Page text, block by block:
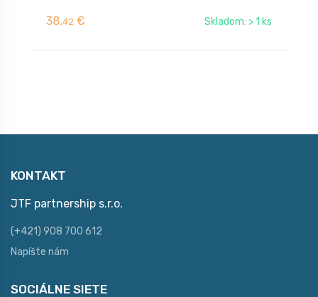
38,42 € Skladom: > 1 ks
KONTAKT
JTF partnership s.r.o.
(+421) 908 700 612
Napíšte nám
SOCIÁLNE SIETE